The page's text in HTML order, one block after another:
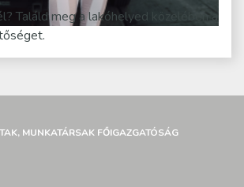
Találd meg a lakóhelyed közelében a
MUNKATÁRSAK FŐIGAZGATÓSÁG